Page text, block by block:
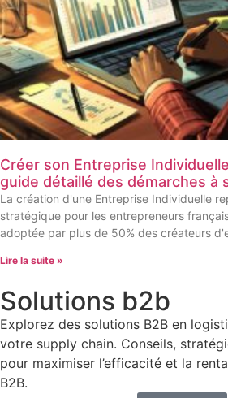
Créer son Entreprise
guide détaillé des démarches à
La création d'une Entreprise Individuelle
stratégique pour les entrepreneurs
adoptée par plus de 50% des créateurs
Lire la suite »
Solutions b2b
Explorez des solutions B2B en
votre supply chain. Conseils,
pour maximiser l’efficacité et la
B2B.